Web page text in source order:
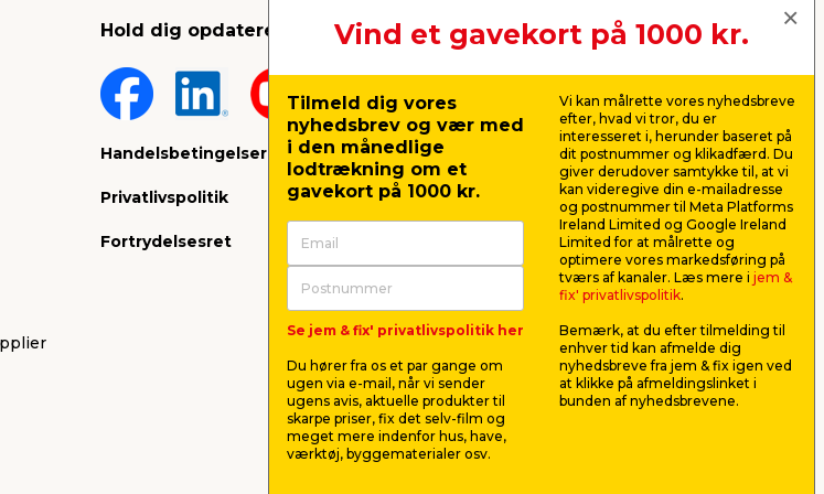
Hold dig opdateret
Handelsbetingelser
Privatlivspolitik
Fortrydelsesret
jem & fix A/S, Skomagervej 12
CVR: 10360641
Tlf. kundeservice: 79425942
Tlf. administration: 76413500
kundeservice@jemfix.com
Se vores e-mærket certifikat her
Vind et gavekort på 1000 kr.
Tilmeld dig vores
nyhedsbrev og vær med
i den månedlige
lodtrækning om et
gavekort på 1000 kr.
Se jem & fix' privatlivspolitik her
Du hører fra os et par gange om
ugen via e-mail, når vi sender
ugens avis, aktuelle produkter til
skarpe priser, fix det selv-film og
meget mere indenfor hus, have,
værktøj, byggematerialer osv.
Vi kan målrette vores nyhedsbreve
efter, hvad vi tror, du er
interesseret i, herunder baseret på
dit postnummer og klikadfærd. Du
giver derudover samtykke til, at vi
kan videregive din e-mailadresse
og postnummer til Meta Platforms
Ireland Limited og Google Ireland
Limited for at målrette og
optimere vores markedsføring på
tværs af kanaler. Læs mere i jem &
fix' privatlivspolitik.
Bemærk, at du efter tilmelding til
enhver tid kan afmelde dig
nyhedsbreve fra jem & fix igen ved
at klikke på afmeldingslinket i
bunden af nyhedsbrevene.